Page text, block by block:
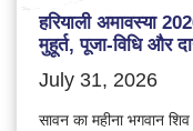
हरियाली अमावस्या
मुहूर्त, पूजा-विधि और
July 31, 2026
सावन का महीना भगवान